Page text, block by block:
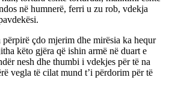
në humnerë, ferri u zu rob, vdekja
çdo mjerim dhe mirësia ka hequr
këto gjëra që ishin armë në duart e
nesh dhe thumbi i vdekjes për të na
vegla të cilat mund t’i përdorim për të